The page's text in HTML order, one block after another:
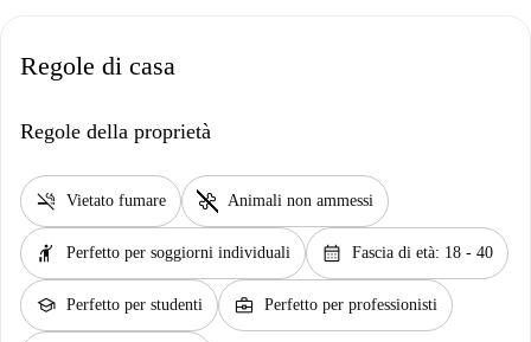
Regole di casa
Regole della proprietà
smoke_free Vietato fumare pet_supplies Animali non ammessi
hail Perfetto per soggiorni individuali calendar_month Fascia di età: 18 - 40
school Perfetto per studenti business_center Perfetto per professionisti